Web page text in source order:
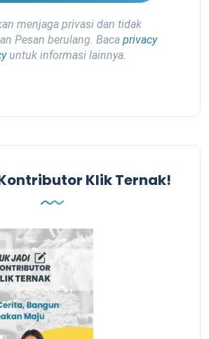
menjaga privasi dan tidak
Pesan berulang. Baca privacy
untuk informasi lainnya.
Klik Ternak!